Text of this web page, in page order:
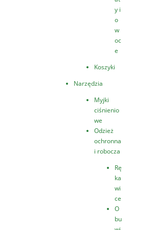
y i
o
w
oc
e
Koszyki
Narzędzia
Myjki
ciśnienio
we
Odzież
ochronna
i robocza
Rę
ka
wi
ce
O
bu